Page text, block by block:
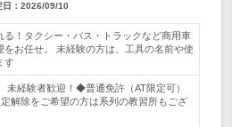
： 2026/09/10
！タクシー・バス・トラックなど商用車
をお任せ。 未経験の方は、工具の名前や使
す
未経験者歓迎！◆普通免許（AT限定可）
解除をご希望の方は系列の教習所もござ